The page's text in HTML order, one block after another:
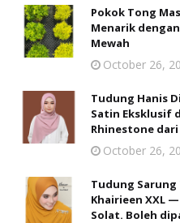
Pokok Tong
Menarik
Mewah
October 26,
Tudung Hanis
Satin Eksklusif
Rhinestone
October 26,
Tudung Sarung
Khairieen XXL
Solat. Boleh